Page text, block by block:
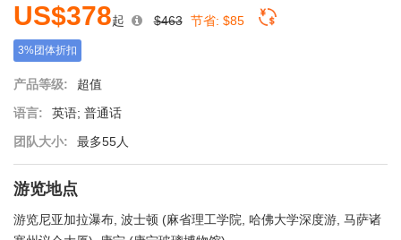
US$378起 $463 节省: $85
3%团体折扣
产品等级:
超值
语言:
英语; 普通话
团队大小:
最多55人
游览地点
游览尼亚加拉瀑布, 波士顿 (麻省理工学院, 哈佛大学深度游, 马萨诸